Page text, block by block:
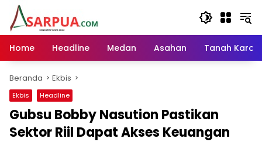
Langsung
konten
Home
Headline Medan Asahan Tanah Karo
Beranda Ekbis
Ekbis Headline
Gubsu Bobby Nasution Pastikan
Sektor Riil Dapat Akses Keuangan